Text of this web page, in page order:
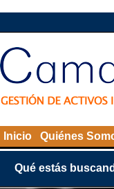
Inicio Quiénes
Qué estás